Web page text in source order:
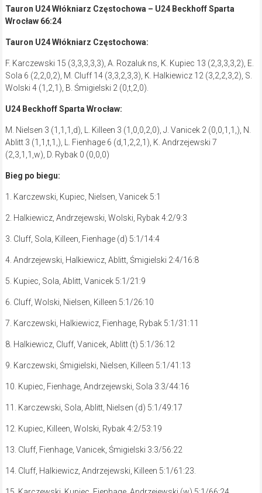
Tauron U24 Włókniarz Częstochowa – U24 Beckhoff Sparta
Wrocław 66:24
Tauron U24 Włókniarz Częstochowa:
F. Karczewski 15 (3,3,3,3,3), A. Rozaluk ns, K. Kupiec 13 (2,3,3,3,2), E.
Sola 6 (2,2,0,2), M. Cluff 14 (3,3,2,3,3), K. Halkiewicz 12 (3,2,2,3,2), S.
Wolski 4 (1,2,1), B. Śmigielski 2 (0,t,2,0).
U24 Beckhoff Sparta Wrocław:
M. Nielsen 3 (1,1,1,d), L. Killeen 3 (1,0,0,2,0), J. Vanicek 2 (0,0,1,1,), N.
Ablitt 3 (1,1,t,1,), L. Fienhage 6 (d,1,2,2,1), K. Andrzejewski 7
(2,3,1,1,w), D. Rybak 0 (0,0,0)
Bieg po biegu:
1. Karczewski, Kupiec, Nielsen, Vanicek 5:1
2. Halkiewicz, Andrzejewski, Wolski, Rybak 4:2/9:3
3. Cluff, Sola, Killeen, Fienhage (d) 5:1/14:4
4. Andrzejewski, Halkiewicz, Ablitt, Śmigielski 2:4/16:8
5. Kupiec, Sola, Ablitt, Vanicek 5:1/21:9
6. Cluff, Wolski, Nielsen, Killeen 5:1/26:10
7. Karczewski, Halkiewicz, Fienhage, Rybak 5:1/31:11
8. Halkiewicz, Cluff, Vanicek, Ablitt (t) 5:1/36:12
9. Karczewski, Śmigielski, Nielsen, Killeen 5:1/41:13
10. Kupiec, Fienhage, Andrzejewski, Sola 3:3/44:16
11. Karczewski, Sola, Ablitt, Nielsen (d) 5:1/49:17
12. Kupiec, Killeen, Wolski, Rybak 4:2/53:19
13. Cluff, Fienhage, Vanicek, Śmigielski 3:3/56:22
14. Cluff, Halkiewicz, Andrzejewski, Killeen 5:1/61:23.